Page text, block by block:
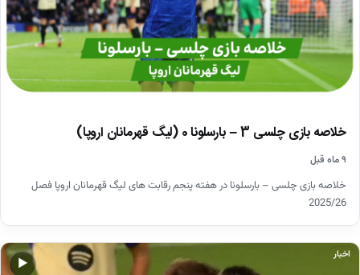
خلاصه بازی چلسی 3 – بارسلونا 0 (لیگ قهرمانان اروپا)
۹ ماه قبل
خلاصه بازی چلسی – بارسلونا در هفته پنجم رقابت های لیگ قهرمانان اروپا فصل
2025/26
▶
اخبار